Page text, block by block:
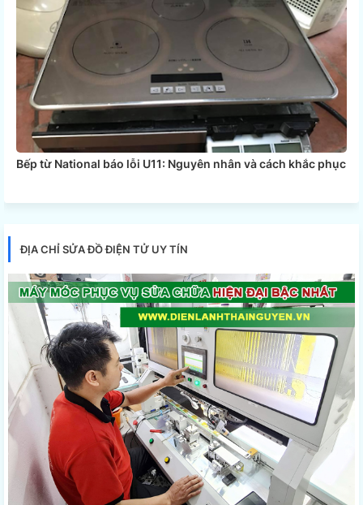
Bếp từ National báo lỗi U11: Nguyên nhân và cách khắc phục
ĐỊA CHỈ SỬA ĐỒ ĐIỆN TỬ UY TÍN